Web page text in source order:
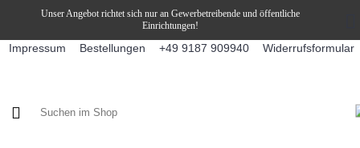
Unser Angebot richtet sich nur an Gewerbetreibende und öffentliche
Einrichtungen!
Impressum Bestellungen +49 9187 909940 Widerrufsformular